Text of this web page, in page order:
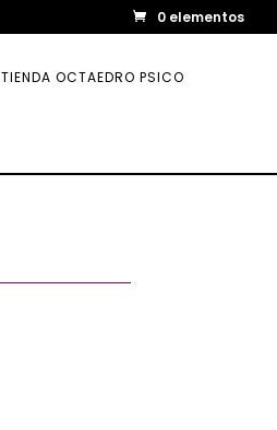
0 elementos
TIENDA OCTAEDRO PSICO